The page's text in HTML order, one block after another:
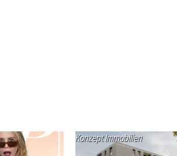
Konzept Immobilien